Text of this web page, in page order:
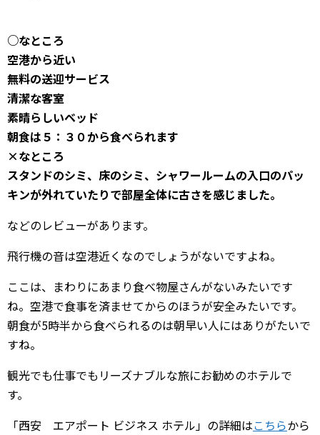
○なところ
空港から近い
無料の送迎サービス
清潔な客室
素晴らしいベッド
朝食は５：３０から食べられます
×なところ
スタンドのシミ、床のシミ、シャワールームの入口のパッ
キンが外れていたりで部屋全体に古さを感じました。
などのレビューがあります。
飛行機の音は空港近くなのでしょうがないですよね。
ここは、まわりにあまり食べ物屋さんがないみたいです
ね。空港で食事を済ませてからのほうが安全みたいです。
朝食が5時半から食べられるのは朝早い人にはありがたいで
すね。
観光でも仕事でもリーズナブルな旅にお勧めのホテルで
す。
「西安 エアポート ビジネス ホテル」の詳細はこちらから